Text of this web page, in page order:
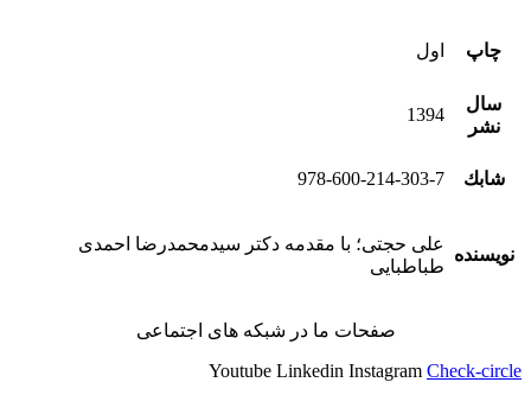
چاپ اول
سال
نشر
1394
شابك 978-600-214-303-7
نویسنده
علی حجتی؛ با مقدمه دکتر سیدمحمدرضا احمدی
طباطبایی
صفحات ما در شبکه های اجتماعی
Youtube Linkedin Instagram Check-circle